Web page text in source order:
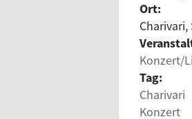
Ort:
Konzert/
Tag:
Charivari
Konzert